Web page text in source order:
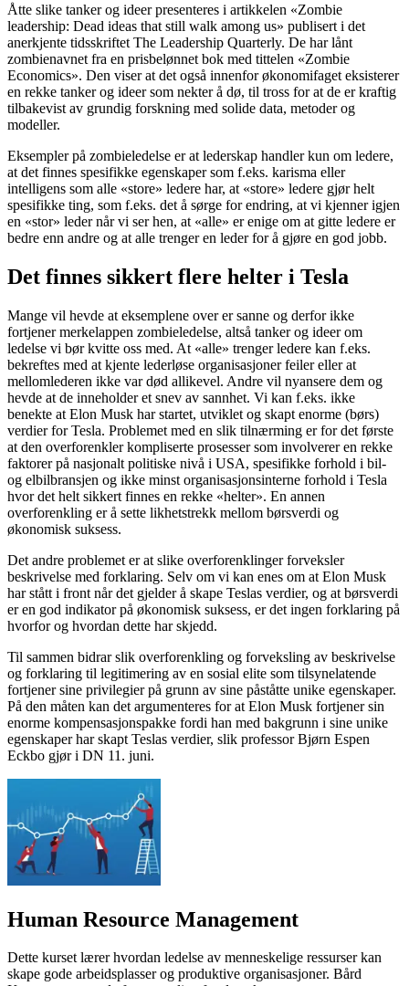
Åtte slike tanker og ideer presenteres i artikkelen «Zombie
leadership: Dead ideas that still walk among us» publisert i det
anerkjente tidsskriftet The Leadership Quarterly. De har lånt
zombienavnet fra en prisbelønnet bok med tittelen «Zombie
Economics». Den viser at det også innenfor økonomifaget eksisterer
en rekke tanker og ideer som nekter å dø, til tross for at de er kraftig
tilbakevist av grundig forskning med solide data, metoder og
modeller.
Eksempler på zombieledelse er at lederskap handler kun om ledere,
at det finnes spesifikke egenskaper som f.eks. karisma eller
intelligens som alle «store» ledere har, at «store» ledere gjør helt
spesifikke ting, som f.eks. det å sørge for endring, at vi kjenner igjen
en «stor» leder når vi ser hen, at «alle» er enige om at gitte ledere er
bedre enn andre og at alle trenger en leder for å gjøre en god jobb.
Det finnes sikkert flere helter i Tesla
Mange vil hevde at eksemplene over er sanne og derfor ikke
fortjener merkelappen zombieledelse, altså tanker og ideer om
ledelse vi bør kvitte oss med. At «alle» trenger ledere kan f.eks.
bekreftes med at kjente lederløse organisasjoner feiler eller at
mellomlederen ikke var død allikevel. Andre vil nyansere dem og
hevde at de inneholder et snev av sannhet. Vi kan f.eks. ikke
benekte at Elon Musk har startet, utviklet og skapt enorme (børs)
verdier for Tesla. Problemet med en slik tilnærming er for det første
at den overforenkler kompliserte prosesser som involverer en rekke
faktorer på nasjonalt politiske nivå i USA, spesifikke forhold i bil-
og elbilbransjen og ikke minst organisasjonsinterne forhold i Tesla
hvor det helt sikkert finnes en rekke «helter». En annen
overforenkling er å sette likhetstrekk mellom børsverdi og
økonomisk suksess.
Det andre problemet er at slike overforenklinger forveksler
beskrivelse med forklaring. Selv om vi kan enes om at Elon Musk
har stått i front når det gjelder å skape Teslas verdier, og at børsverdi
er en god indikator på økonomisk suksess, er det ingen forklaring på
hvorfor og hvordan dette har skjedd.
Til sammen bidrar slik overforenkling og forveksling av beskrivelse
og forklaring til legitimering av en sosial elite som tilsynelatende
fortjener sine privilegier på grunn av sine påståtte unike egenskaper.
På den måten kan det argumenteres for at Elon Musk fortjener sin
enorme kompensasjonspakke fordi han med bakgrunn i sine unike
egenskaper har skapt Teslas verdier, slik professor Bjørn Espen
Eckbo gjør i DN 11. juni.
Human Resource Management
Dette kurset lærer hvordan ledelse av menneskelige ressurser kan
skape gode arbeidsplasser og produktive organisasjoner. Bård